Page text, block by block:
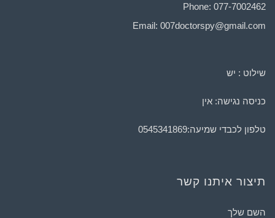
Phone: 077-7002462
Email: 007doctorspy@gmail.com
שילוט : יש
כניסה נגישה: אין
טלפון לכבדי שמיעה:0545341869
תיצור איתנו קשר
השם שלך